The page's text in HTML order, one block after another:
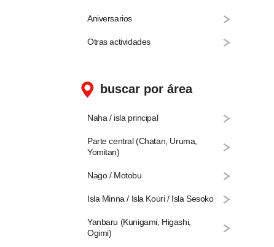
Aniversarios
Otras actividades
buscar por área
Naha / isla principal
Parte central (Chatan, Uruma,
Yomitan)
Nago / Motobu
Isla Minna / Isla Kouri / Isla Sesoko
Yanbaru (Kunigami, Higashi,
Ogimi)